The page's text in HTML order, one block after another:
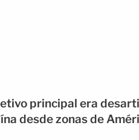
principal era
desde zonas de